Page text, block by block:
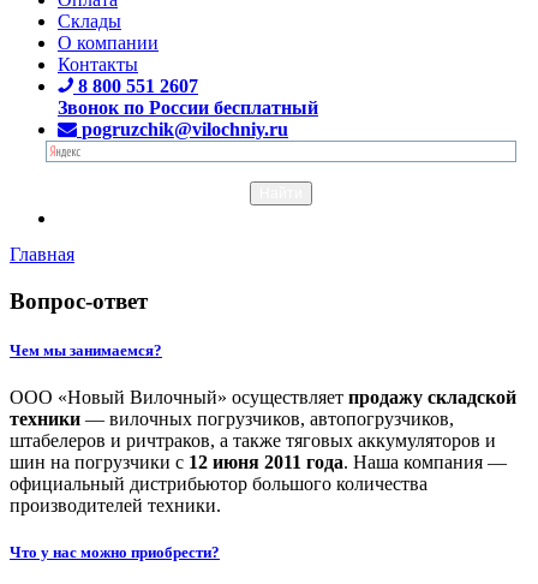
Склады
О компании
Контакты
8 800 551 2607
Звонок по России бесплатный
pogruzchik@vilochniy.ru
Главная
Вопрос-ответ
Чем мы занимаемся?
ООО «Новый Вилочный» осуществляет продажу складской
техники — вилочных погрузчиков, автопогрузчиков,
штабелеров и ричтраков, а также тяговых аккумуляторов и
шин на погрузчики с 12 июня 2011 года. Наша компания —
официальный дистрибьютор большого количества
производителей техники.
Что у нас можно приобрести?